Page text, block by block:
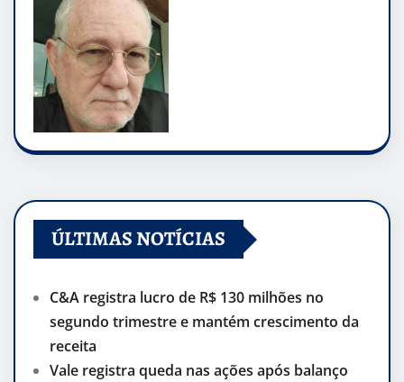
ÚLTIMAS NOTÍCIAS
C&A registra lucro de R$ 130 milhões no
segundo trimestre e mantém crescimento da
receita
Vale registra queda nas ações após balanço